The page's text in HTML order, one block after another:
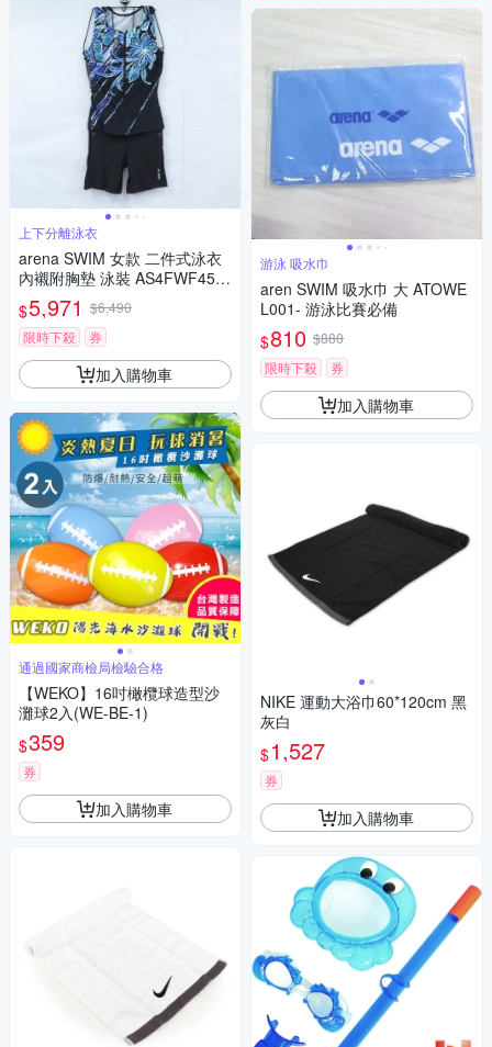
上下分離泳衣
arena SWIM 女款 二件式泳衣
內襯附胸墊 泳裝 AS4FWF45W
T-2色
$5,971 $6,490
限時下殺
券
加入購物車
通過國家商檢局檢驗合格
【WEKO】16吋橄欖球造型沙
灘球2入(WE-BE-1)
$359
券
加入購物車
游泳 吸水巾
aren SWIM 吸水巾 大 ATOWE
L001- 游泳比賽必備
$810 $880
限時下殺
券
加入購物車
NIKE 運動大浴巾60*120cm 黑
灰白
$1,527
券
加入購物車